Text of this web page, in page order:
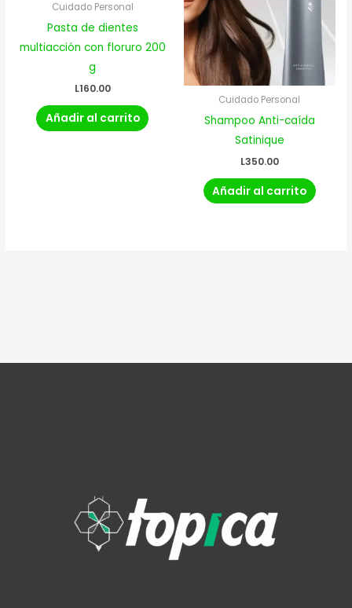
Cuidado Personal
Pasta de dientes
multiacción con floruro 200
g
L160.00
Añadir al carrito
Cuidado Personal
Shampoo Anti-caída
Satinique
L350.00
Añadir al carrito